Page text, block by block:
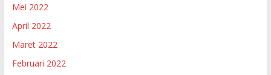
Mei 2022
April 2022
Maret 2022
Februari 2022